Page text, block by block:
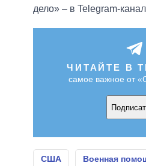
дело» – в Telegram-
ЧИТАЙТЕ В
самое важное от
США Военная